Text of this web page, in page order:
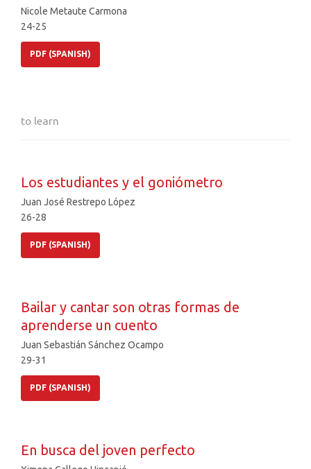
Nicole Metaute Carmona
24-25
PDF (SPANISH)
to learn
Los estudiantes y el goniómetro
Juan José Restrepo López
26-28
PDF (SPANISH)
Bailar y cantar son otras formas de
aprenderse un cuento
Juan Sebastián Sánchez Ocampo
29-31
PDF (SPANISH)
En busca del joven perfecto